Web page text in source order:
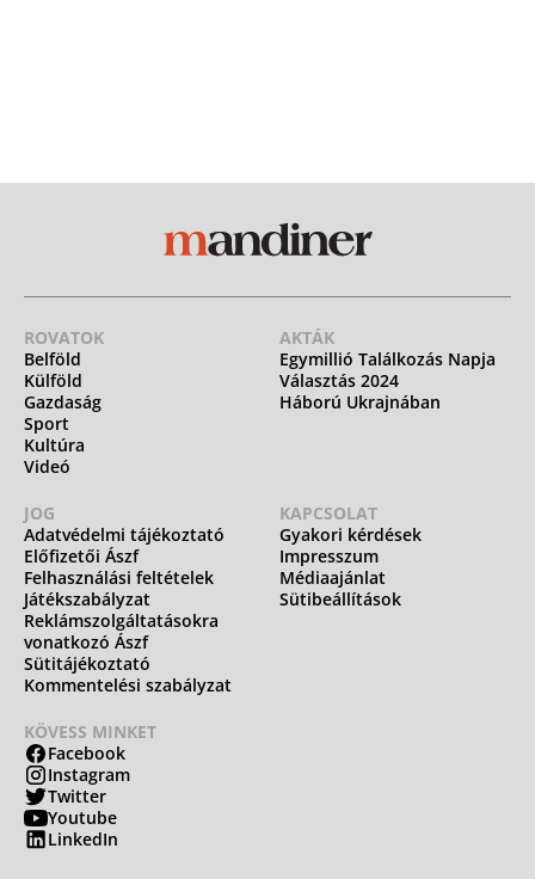
ROVATOK
Belföld
Külföld
Gazdaság
Sport
Kultúra
Videó
AKTÁK
Egymillió Találkozás Napja
Választás 2024
Háború Ukrajnában
JOG
Adatvédelmi tájékoztató
Előfizetői Ászf
Felhasználási feltételek
Játékszabályzat
Reklámszolgáltatásokra
vonatkozó Ászf
Sütitájékoztató
Kommentelési szabályzat
KAPCSOLAT
Gyakori kérdések
Impresszum
Médiaajánlat
Sütibeállítások
KÖVESS MINKET
Facebook
Instagram
Twitter
Youtube
LinkedIn